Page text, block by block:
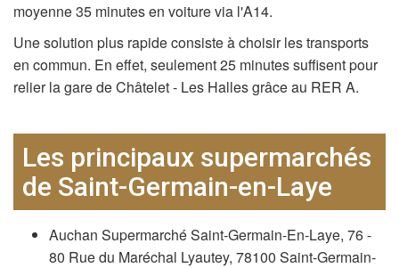
moyenne 35 minutes en voiture via l'A14.
Une solution plus rapide consiste à choisir les transports
en commun. En effet, seulement 25 minutes suffisent pour
relier la gare de Châtelet - Les Halles grâce au RER A.
Les principaux supermarchés
de Saint-Germain-en-Laye
Auchan Supermarché Saint-Germain-En-Laye, 76 -
80 Rue du Maréchal Lyautey, 78100 Saint-Germain-